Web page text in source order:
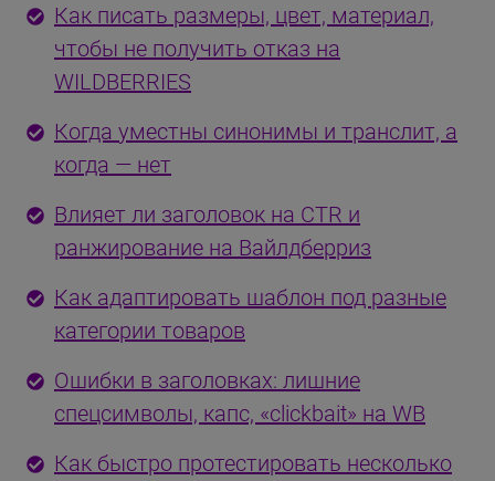
Как писать размеры, цвет, материал,
чтобы не получить отказ на
WILDBERRIES
Когда уместны синонимы и транслит, а
когда — нет
Влияет ли заголовок на CTR и
ранжирование на Вайлдберриз
Как адаптировать шаблон под разные
категории товаров
Ошибки в заголовках: лишние
спецсимволы, капс, «clickbait» на WB
Как быстро протестировать несколько